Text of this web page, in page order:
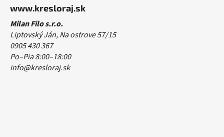
www.kresloraj.sk
Milan Filo s.r.o.
Liptovský Ján, Na ostrove 57/15
0905 430 367
Po–Pia 8:00–18:00
info@kresloraj.sk